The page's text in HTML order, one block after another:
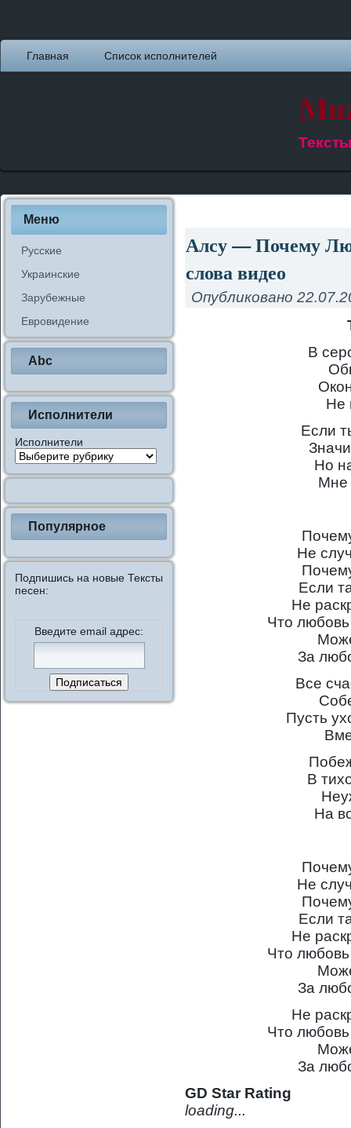
Главная Список исполнителей
Меню
Русские
Украинские
Зарубежные
Евровидение
Abc
Исполнители
Исполнители
Популярное
Подпишись на новые Тексты
песен:
Введите email адрес:
Алсу — Почему
слова видео
Опубликовано
В
Не
Если
Но
Мне
Не
Если
Не
Что
За
Все
Пусть
В
На
Не
Если
Не
Что
За
Не
Что
За
GD Star Rating
loading...